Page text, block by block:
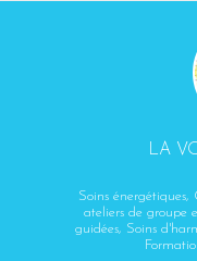
LA
Soins
ateliers de groupe
guidées, Soins